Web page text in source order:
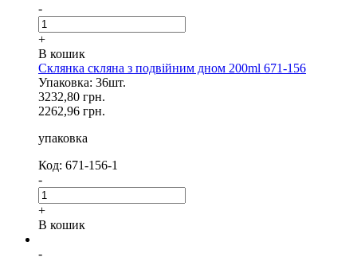
-
+
В кошик
Склянка скляна з подвійним дном 200ml 671-156
Упаковка: 36шт.
3232,80 грн.
2262,96 грн.
упаковка
Код: 671-156-1
-
+
В кошик
-